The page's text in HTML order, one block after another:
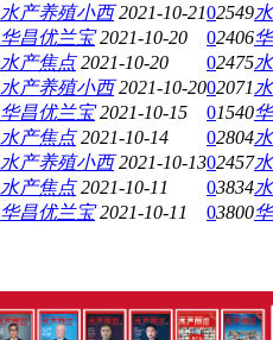
水产养殖小西 2021-10-2102549
华昌优兰宝 2021-10-20 02406
水产焦点 2021-10-20 02475
水产养殖小西 2021-10-2002071
华昌优兰宝 2021-10-15 01540
水产焦点 2021-10-14 02804
水产养殖小西 2021-10-1302457
水产焦点 2021-10-11 03834
华昌优兰宝 2021-10-11 03800